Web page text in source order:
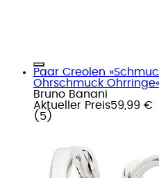
Paar Creolen
Ohrschmuck
Bruno Banani
Aktueller Preis59,99 €
( 5 )